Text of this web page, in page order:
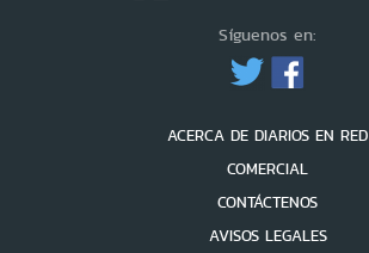
Síguenos en:
ACERCA DE DIARIOS EN RED
COMERCIAL
CONTÁCTENOS
AVISOS LEGALES